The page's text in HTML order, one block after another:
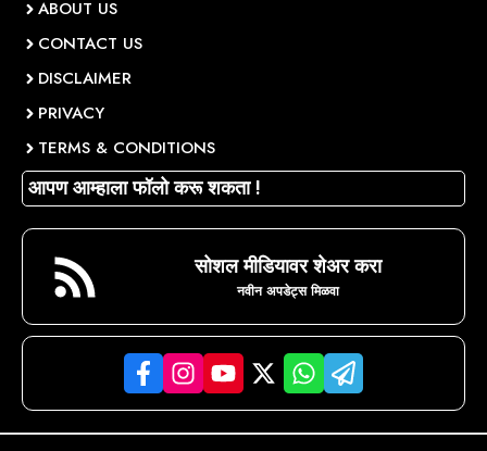
ABOUT US
CONTACT US
DISCLAIMER
PRIVACY
TERMS & CONDITIONS
आपण आम्हाला फॉलो करू शकता !
सोशल मीडियावर शेअर करा
नवीन अपडेट्स मिळवा